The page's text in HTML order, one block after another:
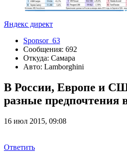
Яндекс директ
Sponsor_63
Сообщения: 692
Откуда: Самара
Авто: Lamborghini
В России, Европе и
разные предпочтения
16 июл 2015, 09:08
Ответить